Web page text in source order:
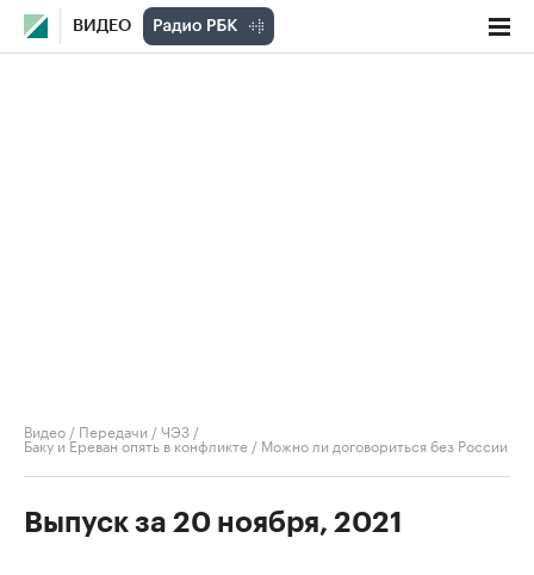
ВИДЕО
Видео / Передачи /ЧЭЗ /
Баку и Ереван опять в конфликте / Можно ли договориться без России
Выпуск за 20 ноября, 2021